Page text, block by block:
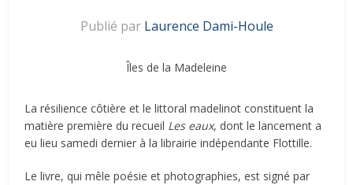
Publié par Laurence Dami-Houle
Îles de la Madeleine
La résilience côtière et le littoral madelinot constituent la
matière première du recueil Les eaux, dont le lancement a
eu lieu samedi dernier à la librairie indépendante Flottille.
Le livre, qui mêle poésie et photographies, est signé par